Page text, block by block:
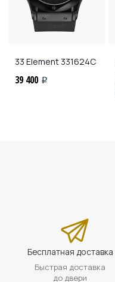
33 Element 331624C
39 400 i
Бесплатная доставка
Быстрая доставка
до двери